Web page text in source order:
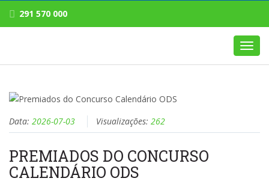
291 570 000
Data: 2026-07-03 Visualizações: 262
PREMIADOS DO CONCURSO
CALENDÁRIO ODS